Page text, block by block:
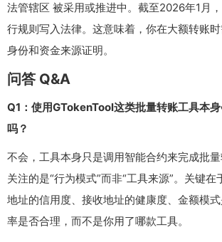
法管辖区 被采用或推进中。截至2026年1月
行规则写入法律。这意味着，你在大额转账
身份和资金来源证明。
问答 Q&A
Q1：使用GTokenTool这类批量转账工具本
吗？
不会，工具本身只是调用智能合约来完成批
关注的是“行为模式”而非“工具来源”。关键在
地址的信用度、接收地址的健康度、金额模
率是否合理，而不是你用了哪款工具。